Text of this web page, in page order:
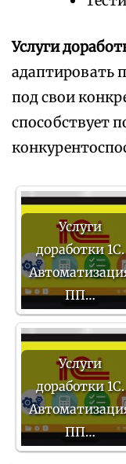
Услуги
адаптировать
под свои
способствует
Услуги
доработки 1С.
ПП…
Услуги
доработки 1С.
ПП…